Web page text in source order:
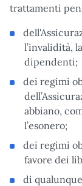
trattamenti
l’invalidità,
dipendenti;
dei regimi
abbiano,
l’esonero;
dei regimi
favore dei
di